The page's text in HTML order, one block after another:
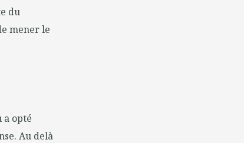
du
mener le
a opté
Au delà